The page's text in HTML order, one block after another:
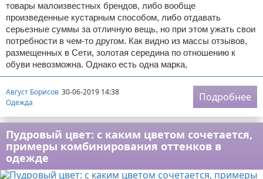
товары малоизвестных брендов, либо вообще
произведенные кустарным способом, либо отдавать
серьезные суммы за отличную вещь, но при этом ужать свои
потребности в чем-то другом. Как видно из массы отзывов,
размещенных в Сети, золотая середина по отношению к
обуви невозможна. Однако есть одна марка,
Август Борисов 30-06-2019 14:38
Одежда
Подробнее
Пудровый цвет: с каким цветом сочетается,
примеры комбинирования оттенков в
одежде